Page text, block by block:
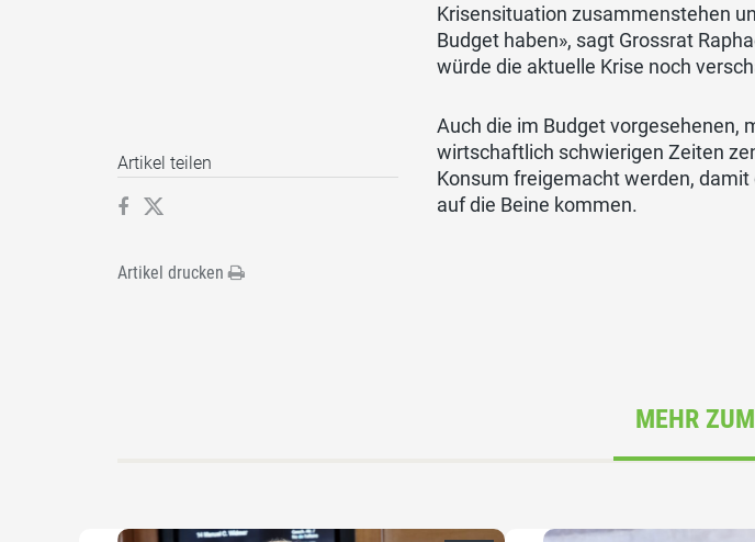
Krisensituation zusammenstehen
Budget haben», sagt Grossrat
würde die aktuelle Krise noch
Auch die im Budget vorgesehenen,
wirtschaftlich schwierigen Zeiten
Konsum freigemacht werden,
auf die Beine kommen.
Artikel teilen
Artikel drucken
MEHR